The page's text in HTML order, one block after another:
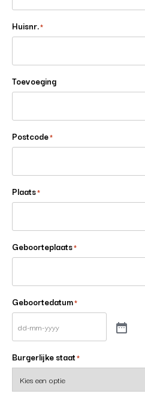
Huisnr.*
Toevoeging
Postcode*
Plaats*
Geboorteplaats*
Geboortedatum*
Burgerlijke staat*